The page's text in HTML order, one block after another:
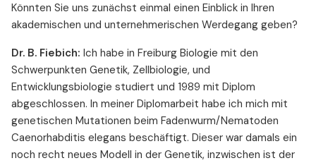
Könnten Sie uns zunächst einmal einen Einblick in Ihren
akademischen und unternehmerischen Werdegang geben?
Dr. B. Fiebich: Ich habe in Freiburg Biologie mit den
Schwerpunkten Genetik, Zellbiologie, und
Entwicklungsbiologie studiert und 1989 mit Diplom
abgeschlossen. In meiner Diplomarbeit habe ich mich mit
genetischen Mutationen beim Fadenwurm/Nematoden
Caenorhabditis elegans beschäftigt. Dieser war damals ein
noch recht neues Modell in der Genetik, inzwischen ist der